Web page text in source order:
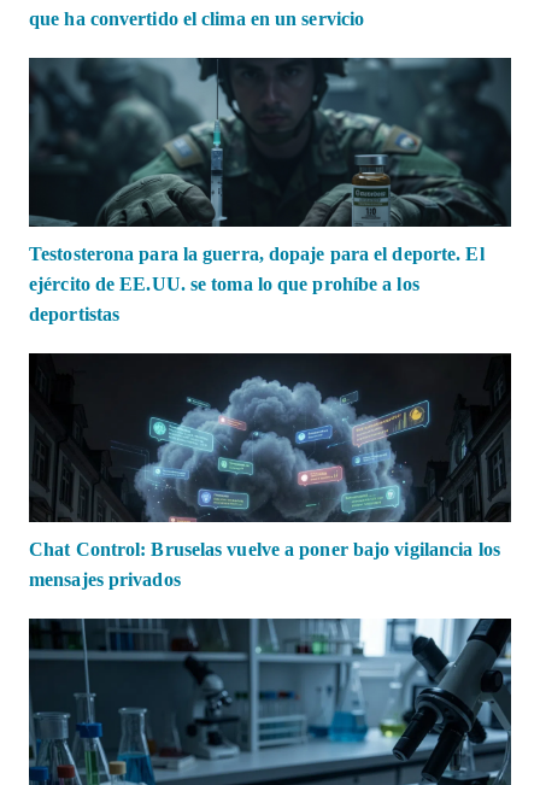
que ha convertido el clima en un servicio
Testosterona para la guerra, dopaje para el deporte. El
ejército de EE.UU. se toma lo que prohíbe a los
deportistas
Chat Control: Bruselas vuelve a poner bajo vigilancia los
mensajes privados